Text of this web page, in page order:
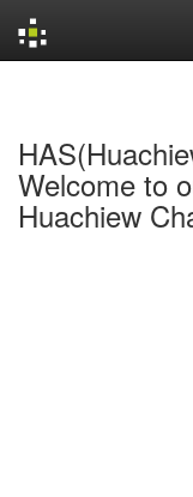
Welcome to
Huachiew